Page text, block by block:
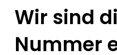
Wir sind
Nummer